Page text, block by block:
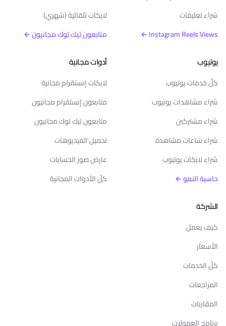
شراء تعليقات
Instagram Reels Views ←
لايكات تلقائية (شهري)
متابعون تيك توك مجانيون ←
يوتيوب
كلّ خدمات يوتيوب
شراء مشاهدات يوتيوب
شراء مشتركين
شراء ساعات مشاهدة
شراء لايكات يوتيوب
حاسبة النمو ←
أدوات مجانية
لايكات إنستقرام مجانية
متابعون إنستقرام مجانيون
متابعون تيك توك مجانيون
تحميل الفيديوهات
عارض صور الحسابات
كلّ الأدوات المجانية
الشركة
كيف يعمل
الأسعار
كلّ الخدمات
المراجعات
المقارنات
برنامج العمولات